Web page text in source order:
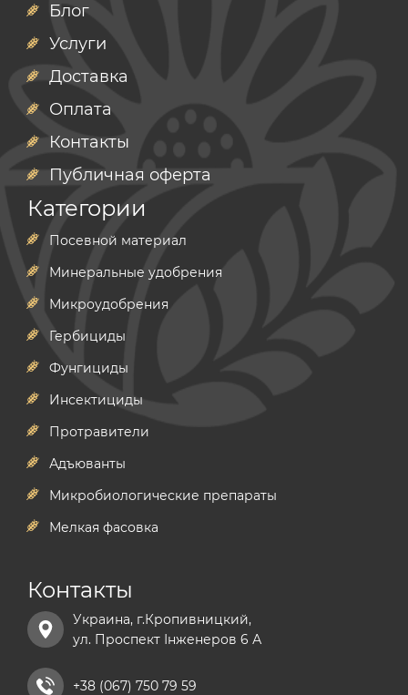
Блог
Услуги
Доставка
Оплата
Контакты
Публичная оферта
Категории
Посевной материал
Минеральные удобрения
Микроудобрения
Гербициды
Фунгициды
Инсектициды
Протравители
Адъюванты
Микробиологические препараты
Мелкая фасовка
Контакты
Украина, г.Кропивницкий,
ул. Проспект Інженеров 6 А
+38 (067) 750 79 59